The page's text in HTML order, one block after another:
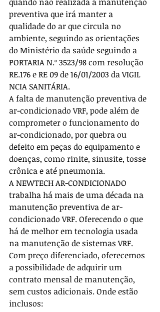
preventiva que irá manter a
qualidade do ar que circula no
ambiente, seguindo as orientações
do Ministério da saúde seguindo a
PORTARIA N.º 3523/98 com resolução
RE.176 e RE 09 de 16/01/2003 da VIGIL
NCIA SANITÁRIA.
A falta de manutenção preventiva de
ar-condicionado VRF, pode além de
comprometer o funcionamento do
ar-condicionado, por quebra ou
defeito em peças do equipamento e
doenças, como rinite, sinusite, tosse
crônica e até pneumonia.
A NEWTECH AR-CONDICIONADO
trabalha há mais de uma década na
manutenção preventiva de ar-
condicionado VRF. Oferecendo o que
há de melhor em tecnologia usada
na manutenção de sistemas VRF.
Com preço diferenciado, oferecemos
a possibilidade de adquirir um
contrato mensal de manutenção,
sem custos adicionais. Onde estão
inclusos: